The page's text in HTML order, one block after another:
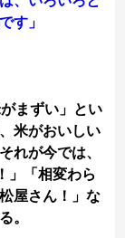
す」
まずい」とい
米がおいしい
れが今では、
」「相変わら
屋さん！」な
。